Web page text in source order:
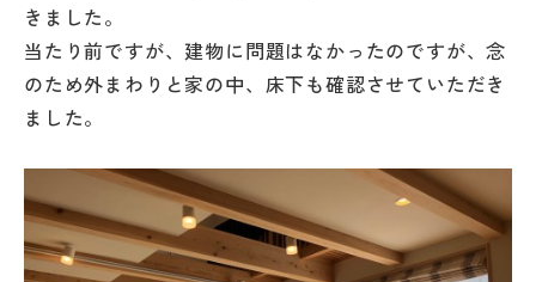
きました。
当たり前ですが、建物に問題はなかったのですが、念
のため外まわりと家の中、床下も確認させていただき
ました。